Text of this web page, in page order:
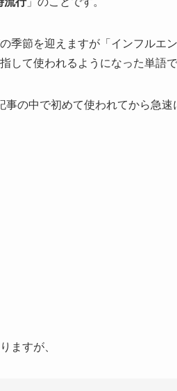
季節を迎えますが「インフルエ
して使われるようになった単語で
の中で初めて使われてから急速
ますが、